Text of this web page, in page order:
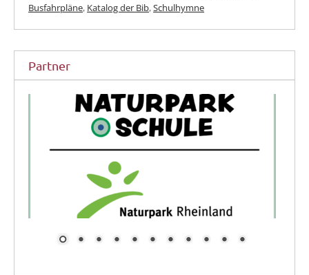
Busfahrpläne, Katalog der Bib,Schulhymne
Partner